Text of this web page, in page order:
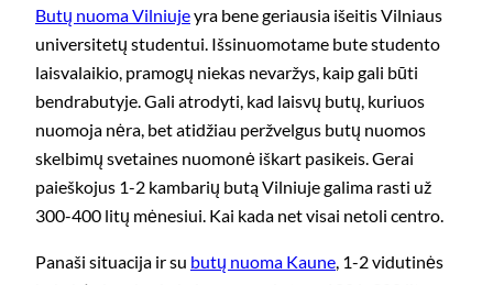
Butų nuoma Vilniujeyra bene geriausia išeitis Vilniaus
universitetų studentui. Išsinuomotame bute studento
laisvalaikio, pramogų niekas nevaržys, kaip gali būti
bendrabutyje. Gali atrodyti, kad laisvų butų, kuriuos
nuomoja nėra, bet atidžiau peržvelgus butų nuomos
skelbimų svetaines nuomonė iškart pasikeis. Gerai
paieškojus 1-2 kambarių butą Vilniuje galima rasti už
300-400 litų mėnesiui. Kai kada net visai netoli centro.
Panaši situacija ir su butų nuoma Kaune, 1-2 vidutinės